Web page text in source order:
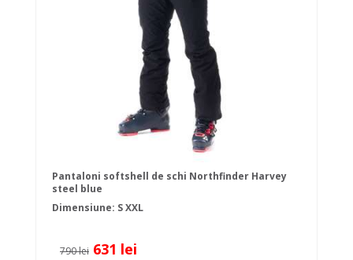
Pantaloni softshell de schi Northfinder Harvey
steel blue
Dimensiune: SXXL
790 lei 631 lei